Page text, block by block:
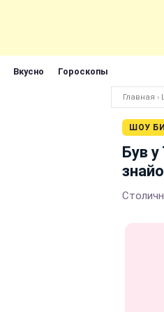
Вкусно Гороскопы
Главная ›
ШОУ
Був у